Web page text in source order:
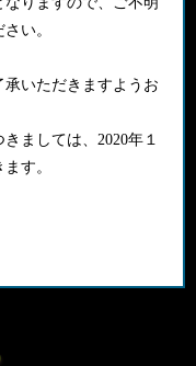
い。
いただきますようお
ましては、2020年１
す。